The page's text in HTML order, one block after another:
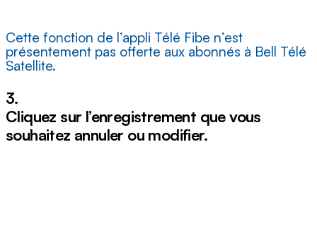
Cette fonction de l’appli Télé Fibe n’est
présentement pas offerte aux abonnés à Bell Télé
Satellite.
3.
Cliquez sur l’enregistrement que vous
souhaitez annuler ou modifier.